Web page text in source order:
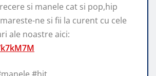
si manele cat si pop,hip
ne si fii la curent cu cele
ale noastre aici:
#hit